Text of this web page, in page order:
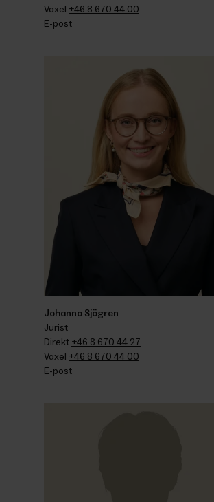
Växel +46 8 670 44 00
E-post
Johanna Sjögren
Jurist
Direkt +46 8 670 44 27
Växel +46 8 670 44 00
E-post